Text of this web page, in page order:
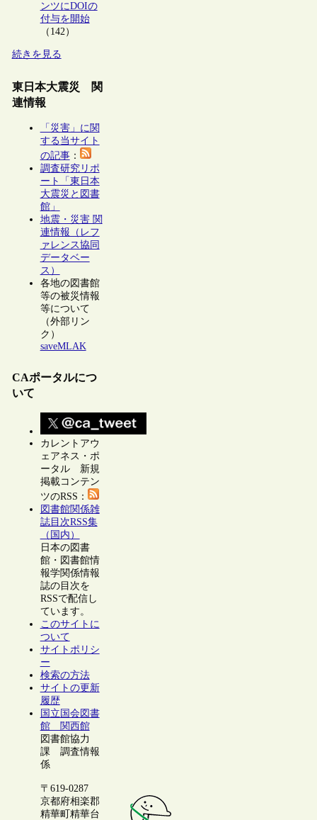
ンツにDOIの
付与を開始
（142）
続きを見る
東日本大震災 関
連情報
「災害」に関
する当サイト
の記事：
調査研究リポ
ート「東日本
大震災と図書
館」
地震・災害 関
連情報（レフ
ァレンス協同
データベー
ス）
各地の図書館
等の被災情報
等について
（外部リン
ク）
saveMLAK
CAポータルにつ
いて
カレントアウ
ェアネス・ポ
ータル 新規
掲載コンテン
ツのRSS：
図書館関係雑
誌目次RSS集
（国内）
日本の図書
館・図書館情
報学関係情報
誌の目次を
RSSで配信し
ています。
このサイトに
ついて
サイトポリシ
ー
検索の方法
サイトの更新
履歴
国立国会図書
館 関西館
図書館協力
課 調査情報
係
〒619-0287
京都府相楽郡
精華町精華台